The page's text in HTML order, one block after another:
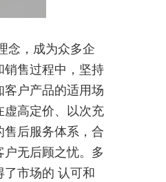
念，成为众多企
销售过程中，坚持
户产品的适用场
虚高定价、以次充
后服务体系，合
无后顾之忧。多
市场的 认可和